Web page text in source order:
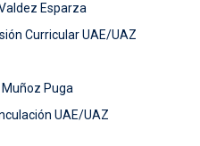
Esparza
Curricular UAE/UAZ
Muñoz Puga
UAE/UAZ